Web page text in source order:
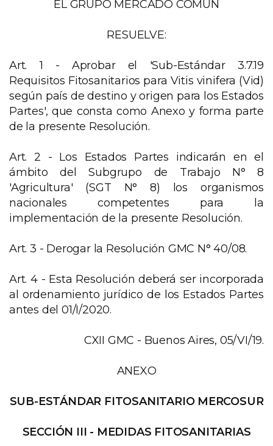
EL GRUPO MERCADO COMÚN
RESUELVE:
Art. 1 - Aprobar el 'Sub-Estándar 3.7.19
Requisitos Fitosanitarios para Vitis vinifera (Vid)
según país de destino y origen para los Estados
Partes', que consta como Anexo y forma parte
de la presente Resolución.
Art. 2 - Los Estados Partes indicarán en el
ámbito del Subgrupo de Trabajo N° 8
'Agricultura' (SGT N° 8) los organismos
nacionales competentes para la
implementación de la presente Resolución.
Art. 3 - Derogar la Resolución GMC N° 40/08.
Art. 4 - Esta Resolución deberá ser incorporada
al ordenamiento jurídico de los Estados Partes
antes del 01/I/2020.
CXII GMC - Buenos Aires, 05/VI/19.
ANEXO
SUB-ESTÁNDAR FITOSANITARIO MERCOSUR
SECCIÓN III - MEDIDAS FITOSANITARIAS